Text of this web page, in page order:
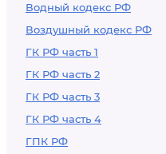
Водный кодекс РФ
Воздушный кодекс РФ
ГК РФ часть 1
ГК РФ часть 2
ГК РФ часть 3
ГК РФ часть 4
ГПК РФ